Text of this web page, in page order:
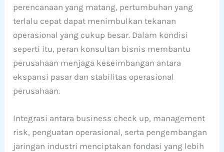
perencanaan yang matang, pertumbuhan yang
terlalu cepat dapat menimbulkan tekanan
operasional yang cukup besar. Dalam kondisi
seperti itu, peran konsultan bisnis membantu
perusahaan menjaga keseimbangan antara
ekspansi pasar dan stabilitas operasional
perusahaan.
Integrasi antara business check up, management
risk, penguatan operasional, serta pengembangan
jaringan industri menciptakan fondasi yang lebih